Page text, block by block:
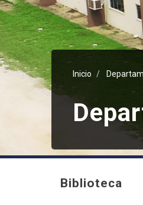
Inicio
Biblioteca